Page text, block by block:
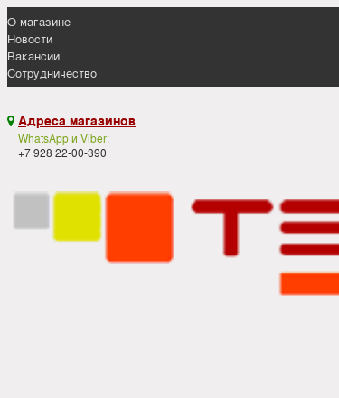
О магазине
Новости
Вакансии
Сотрудничество
 Адреса магазинов
WhatsApp и Viber:
+7 928 22-00-390